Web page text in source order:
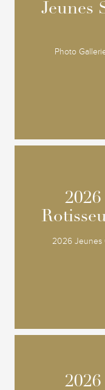
Jeunes
Photo
Jeunes
2026 Jeunes